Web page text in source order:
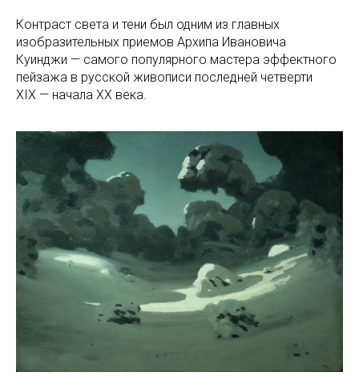
Контраст света и тени был одним из главных
изобразительных приемов Архипа Ивановича
Куинджи — самого популярного мастера эффектного
пейзажа в русской живописи последней четверти
XIX — начала XX века.